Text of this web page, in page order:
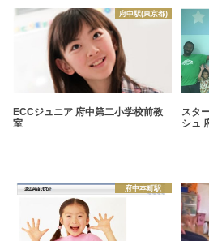
府中駅(東京都)
ECCジュニア 府中第二小学校前教
室
スタ
シュ
府中本町駅